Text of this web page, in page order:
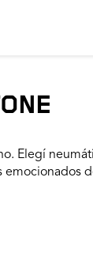
Elegí